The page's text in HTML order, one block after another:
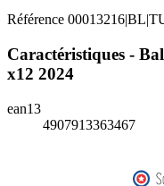
Référence
Caractéristiques -
x12 2024
ean13
4907913363467